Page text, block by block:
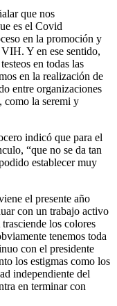
que nos
es el Covid
en la promoción y
Y en ese sentido,
en todas las
en la realización de
entre organizaciones
como la seremi y
indicó que para el
“que no se da tan
establecer muy
el presente año
con un trabajo activo
los colores
tenemos toda
con el presidente
los estigmas como los
independiente del
en terminar con